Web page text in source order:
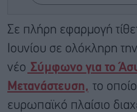
Σε πλήρη εφαρμογή
Ιουνίου σε ολόκληρη
νέο Σύμφωνο για το
Μετανάστευση, το
ευρωπαϊκό πλαίσιο